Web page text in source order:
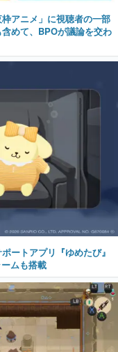
アニメ」に視聴者の一部
めて、BPOが議論を交わ
ートアプリ『ゆめたび』
ムも搭載